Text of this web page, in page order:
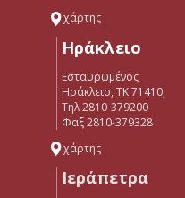
χάρτης
Ηράκλειο
Εσταυρωμένος
Ηράκλειο, ΤΚ 71410,
Τηλ 2810-379200
Φαξ 2810-379328
χάρτης
Ιεράπετρα